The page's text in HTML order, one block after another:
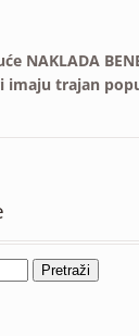
NAKLADA
imaju trajan
Pretraži